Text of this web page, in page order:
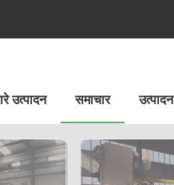
उत्पादन समाचार